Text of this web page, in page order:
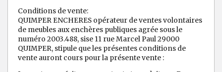
Conditions de vente:
QUIMPER ENCHERES opérateur de ventes volontaires
de meubles aux enchères publiques agrée sous le
numéro 2003.488, sise 11 rue Marcel Paul 29000
QUIMPER, stipule que les présentes conditions de
vente auront cours pour la présente vente :